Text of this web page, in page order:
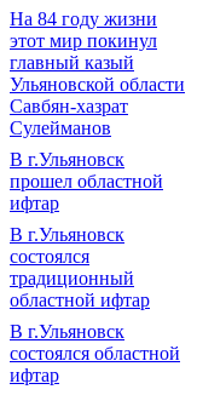
На 84 году жизни
этот мир покинул
главный казый
Ульяновской области
Савбян-хазрат
Сулейманов
В г.Ульяновск
прошел областной
ифтар
В г.Ульяновск
состоялся
традиционный
областной ифтар
В г.Ульяновск
состоялся областной
ифтар